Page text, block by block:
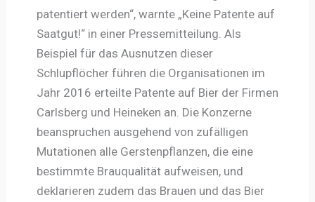
patentiert werden“, warnte „Keine Patente auf
Saatgut!“ in einer Pressemitteilung. Als
Beispiel für das Ausnutzen dieser
Schlupflöcher führen die Organisationen im
Jahr 2016 erteilte Patente auf Bier der Firmen
Carlsberg und Heineken an. Die Konzerne
beanspruchen ausgehend von zufälligen
Mutationen alle Gerstenpflanzen, die eine
bestimmte Brauqualität aufweisen, und
deklarieren zudem das Brauen und das Bier